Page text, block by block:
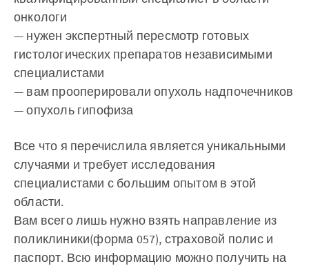
онкологи
— нужен экспертный пересмотр готовых
гистологических препаратов независимыми
специалистами
— вам прооперировали опухоль надпочечников
— опухоль гипофиза
Все что я перечислила является уникальными
случаями и требует исследования
специалистами с большим опытом в этой
области.
Вам всего лишь нужно взять направление из
поликлиники(форма 057), страховой полис и
паспорт. Всю информацию можно получить на